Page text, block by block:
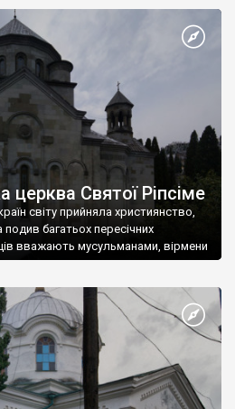
став Василем-християнином.
На честь Херсонесу Таврійського
церква Святої Ріпсіме
світу прийняла християнство,
багатьох пересічних
вважають мусульманами, вірмени